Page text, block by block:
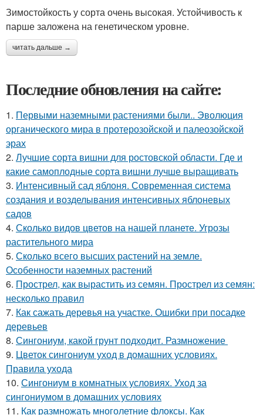
Зимостойкость у сорта очень высокая. Устойчивость к
парше заложена на генетическом уровне.
читать дальше →
Последние обновления на сайте:
1. Первыми наземными растениями были.. Эволюция
органического мира в протерозойской и палеозойской
эрах
2. Лучшие сорта вишни для ростовской области. Где и
какие самоплодные сорта вишни лучше выращивать
3. Интенсивный сад яблоня. Современная система
создания и возделывания интенсивных яблоневых
садов
4. Сколько видов цветов на нашей планете. Угрозы
растительного мира
5. Сколько всего высших растений на земле.
Особенности наземных растений
6. Прострел, как вырастить из семян. Прострел из семян:
несколько правил
7. Как сажать деревья на участке. Ошибки при посадке
деревьев
8. Сингониум, какой грунт подходит. Размножение
9. Цветок сингониум уход в домашних условиях.
Правила ухода
10. Сингониум в комнатных условиях. Уход за
сингониумом в домашних условиях
11. Как размножать многолетние флоксы. Как